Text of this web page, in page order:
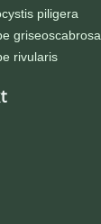
piligera
griseoscabrosa
rivularis